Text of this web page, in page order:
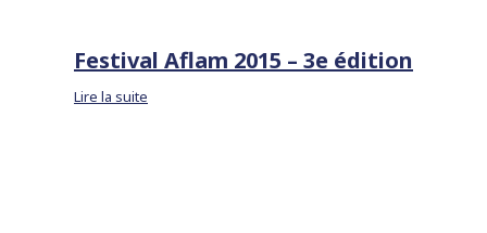
Festival Aflam 2015 – 3e édition
Lire la suite